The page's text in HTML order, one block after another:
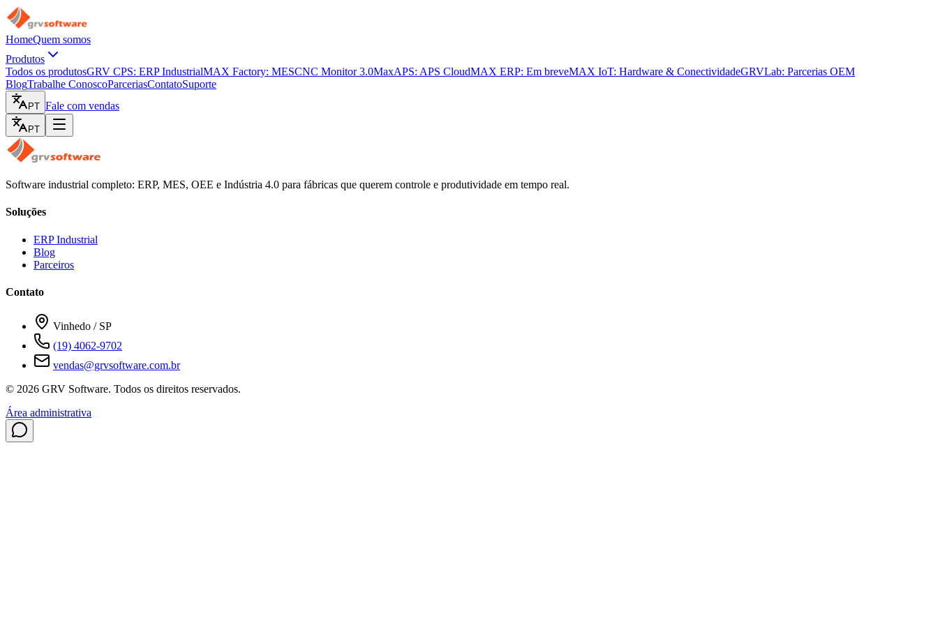
HomeQuem somos
Produtos
Todos os produtosGRV CPS: ERP IndustrialMAX Factory: MESCNC Monitor 3.0MaxAPS: APS CloudMAX ERP: Em breveMAX IoT: Hardware & ConectividadeGRVLab: Parcerias OEM
BlogTrabalhe ConoscoParceriasContatoSuporte
PT Fale com vendas
PT
Software industrial completo: ERP, MES, OEE e Indústria 4.0 para fábricas que querem controle e produtividade em tempo real.
Soluções
ERP Industrial
Blog
Parceiros
Contato
Vinhedo / SP
(19) 4062-9702
vendas@grvsoftware.com.br
© 2026 GRV Software. Todos os direitos reservados.
Área administrativa